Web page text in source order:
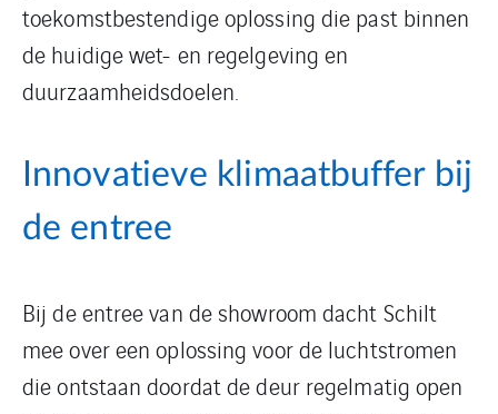
toekomstbestendige oplossing die past binnen
de huidige wet- en regelgeving en
duurzaamheidsdoelen.
Innovatieve klimaatbuffer bij
de entree
Bij de entree van de showroom dacht Schilt
mee over een oplossing voor de luchtstromen
die ontstaan doordat de deur regelmatig open